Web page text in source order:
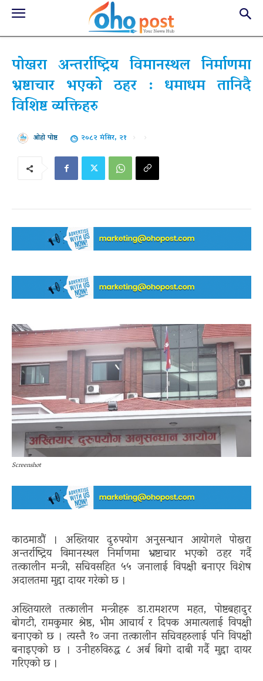
पोखरा अन्तर्राष्ट्रिय विमानस्थल निर्माणमा
भ्रष्टाचार भएको ठहर : धमाधम तानिदै
विशिष्ट व्यक्तिहरु
ओहो पोष्ट २०८२ मंसिर, २१
Screenshot
काठमाडौं । अख्तियार दुरुपयोग अनुसन्धान आयोगले पोखरा
अन्तर्राष्ट्रिय विमानस्थल निर्माणमा भ्रष्टाचार भएको ठहर गर्दै
तत्कालीन मन्त्री, सचिवसहित ५५ जनालाई विपक्षी बनाएर विशेष
अदालतमा मुद्दा दायर गरेको छ ।
अख्तियारले तत्कालीन मन्त्रीहरू डा.रामशरण महत, पोष्टबहादुर
बोगटी, रामकुमार श्रेष्ठ, भीम आचार्य र दिपक अमात्यलाई विपक्षी
बनाएको छ । त्यस्तै १० जना तत्कालीन सचिवहरुलाई पनि विपक्षी
बनाइएको छ । उनीहरुविरुद्ध ८ अर्ब बिगो दाबी गर्दै मुद्दा दायर
गरिएको छ ।